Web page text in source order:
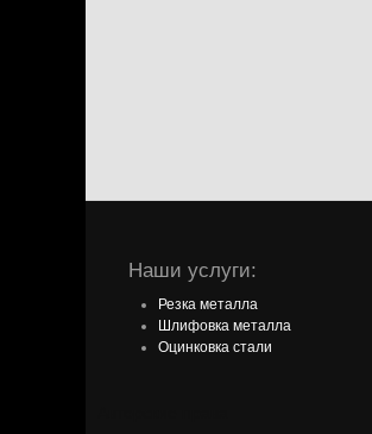
Наши услуги:
Резка металла
Шлифовка металла
Оцинковка стали